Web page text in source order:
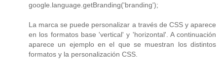
google.language.getBranding('branding');
La marca se puede personalizar a través de CSS y aparece
en los formatos base 'vertical' y 'horizontal'. A continuación
aparece un ejemplo en el que se muestran los distintos
formatos y la personalización CSS.